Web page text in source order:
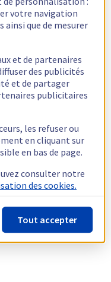
votre navigation
ainsi que de mesurer
et de partenaires
des publicités
et de partager
publicitaires
les refuser ou
en cliquant sur
en bas de page.
consulter notre
des cookies.
Tout accepter